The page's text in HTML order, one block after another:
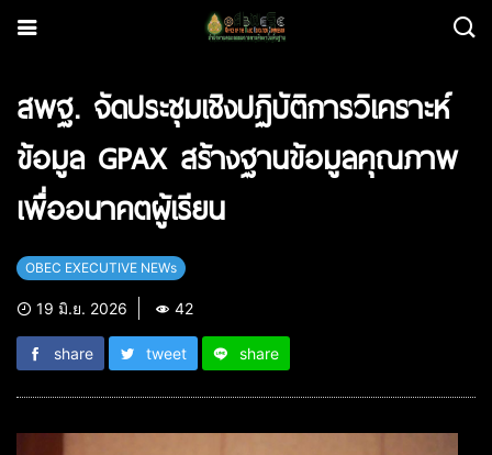
สพฐ. จัดประชุมเชิงปฏิบัติการวิเคราะห์
ข้อมูล GPAX สร้างฐานข้อมูลคุณภาพ
เพื่ออนาคตผู้เรียน
OBEC EXECUTIVE NEWs
19 มิ.ย. 2026 42
share tweet share